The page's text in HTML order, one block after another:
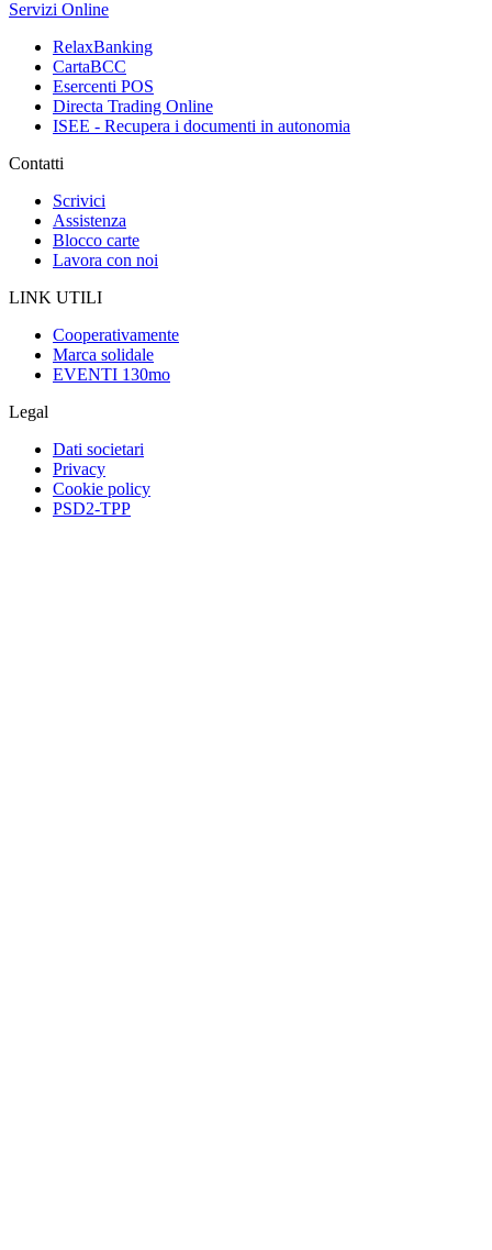
Servizi Online
RelaxBanking
CartaBCC
Esercenti POS
Directa Trading Online
ISEE - Recupera i documenti in autonomia
Contatti
Scrivici
Assistenza
Blocco carte
Lavora con noi
LINK UTILI
Cooperativamente
Marca solidale
EVENTI 130mo
Legal
Dati societari
Privacy
Cookie policy
PSD2-TPP